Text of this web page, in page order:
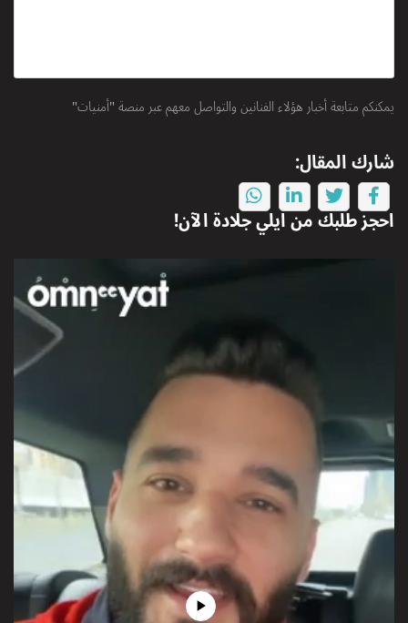
يمكنكم متابعة أخبار هؤلاء الفنانين والتواصل معهم عبر منصة "أمنيات"
شارك المقال:
احجز طلبك منايلي جلادةالآن!